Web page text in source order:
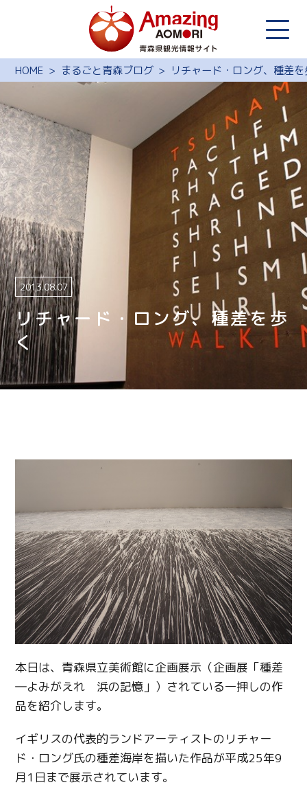
HOME まるごと青森ブログ リチャード・ロング、種差
リチャード・ロング、種差を歩
く
2013.08.07
本日は、青森県立美術館に企画展示（企画展「種差
―よみがえれ 浜の記憶」）されている一押しの作
品を紹介します。
イギリスの代表的ランドアーティストのリチャー
ド・ロング氏の種差海岸を描いた作品が平成25年9
月1日まで展示されています。